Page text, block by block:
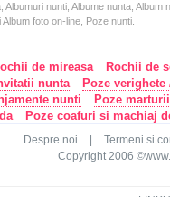
Albumuri nunti, Albume nunta,
foto on-line, Poze nunti.
de mireasa
Rochii de
nunta
Poze
nunti
Poze
Poze coafuri si machiaj
Despre noi
Termeni si
Copyright 2006